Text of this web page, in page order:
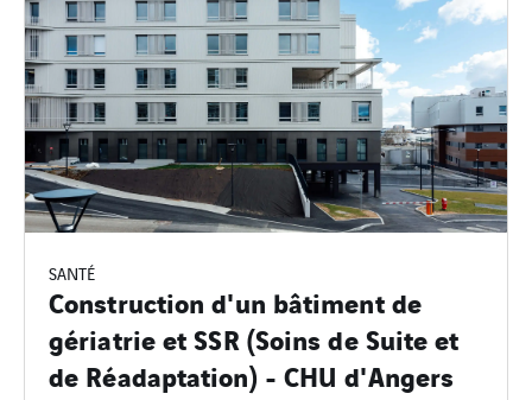
SANTÉ
Construction d'un bâtiment de
gériatrie et SSR (Soins de Suite et
de Réadaptation) - CHU d'Angers